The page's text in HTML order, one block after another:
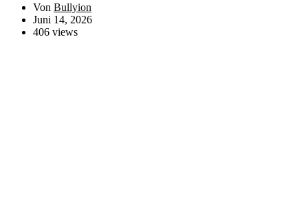
Von Bullyion
Juni 14, 2026
406 views